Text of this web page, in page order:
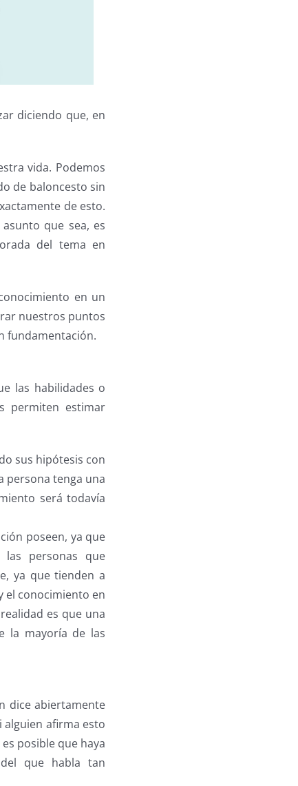
diciendo que, en
vida. Podemos
de baloncesto sin
de esto.
que sea, es
del tema en
en un
nuestros puntos
fundamentación.
las habilidades o
permiten estimar
sus hipótesis con
persona tenga una
será todavía
poseen, ya que
personas que
ya que tienden a
el conocimiento en
es que una
la mayoría de las
dice abiertamente
alguien afirma esto
posible que haya
que habla tan